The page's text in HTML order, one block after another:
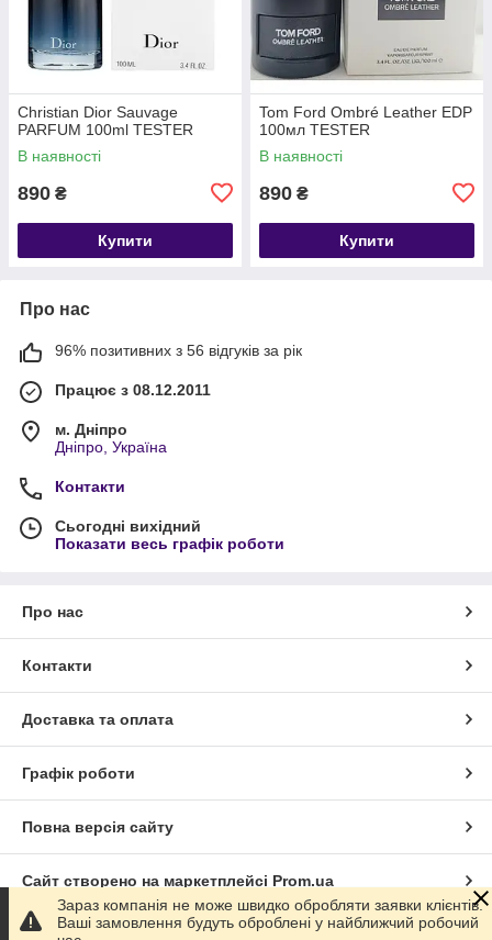
Christian Dior Sauvage
PARFUM 100ml TESTER
В наявності
890 ₴
Купити
Tom Ford Ombré Leather EDP
100мл TESTER
В наявності
890 ₴
Купити
Про нас
96% позитивних з 56 відгуків за рік
Працює з 08.12.2011
м. Дніпро
Дніпро, Україна
Контакти
Сьогодні вихідний
Показати весь графік роботи
Про нас
Контакти
Доставка та оплата
Графік роботи
Повна версія сайту
Сайт створено на маркетплейсі Prom.ua
Політика конфіденційності
Зараз компанія не може швидко обробляти заявки клієнтів.
Ваші замовлення будуть оброблені у найближчий робочий